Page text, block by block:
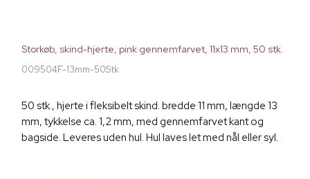
Storkøb, skind-hjerte, pink gennemfarvet, 11x13 mm, 50 stk.
009504F-13mm-50Stk
50 stk., hjerte i fleksibelt skind. bredde 11 mm, længde 13
mm, tykkelse ca. 1,2 mm, med gennemfarvet kant og
bagside. Leveres uden hul. Hul laves let med nål eller syl.